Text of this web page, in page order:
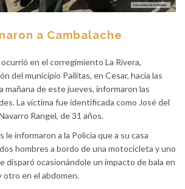
a Cambalache
en el corregimiento La Rivera,
del municipio Pailitas, en Cesar, hacia las
mañana de este jueves, informaron las
La víctima fue identificada como José del
Rangel, de 31 años.
le informaron a la Policía que a su casa
hombres a bordo de una motocicleta y uno
disparó ocasionándole un impacto de bala en
otro en el abdomen.